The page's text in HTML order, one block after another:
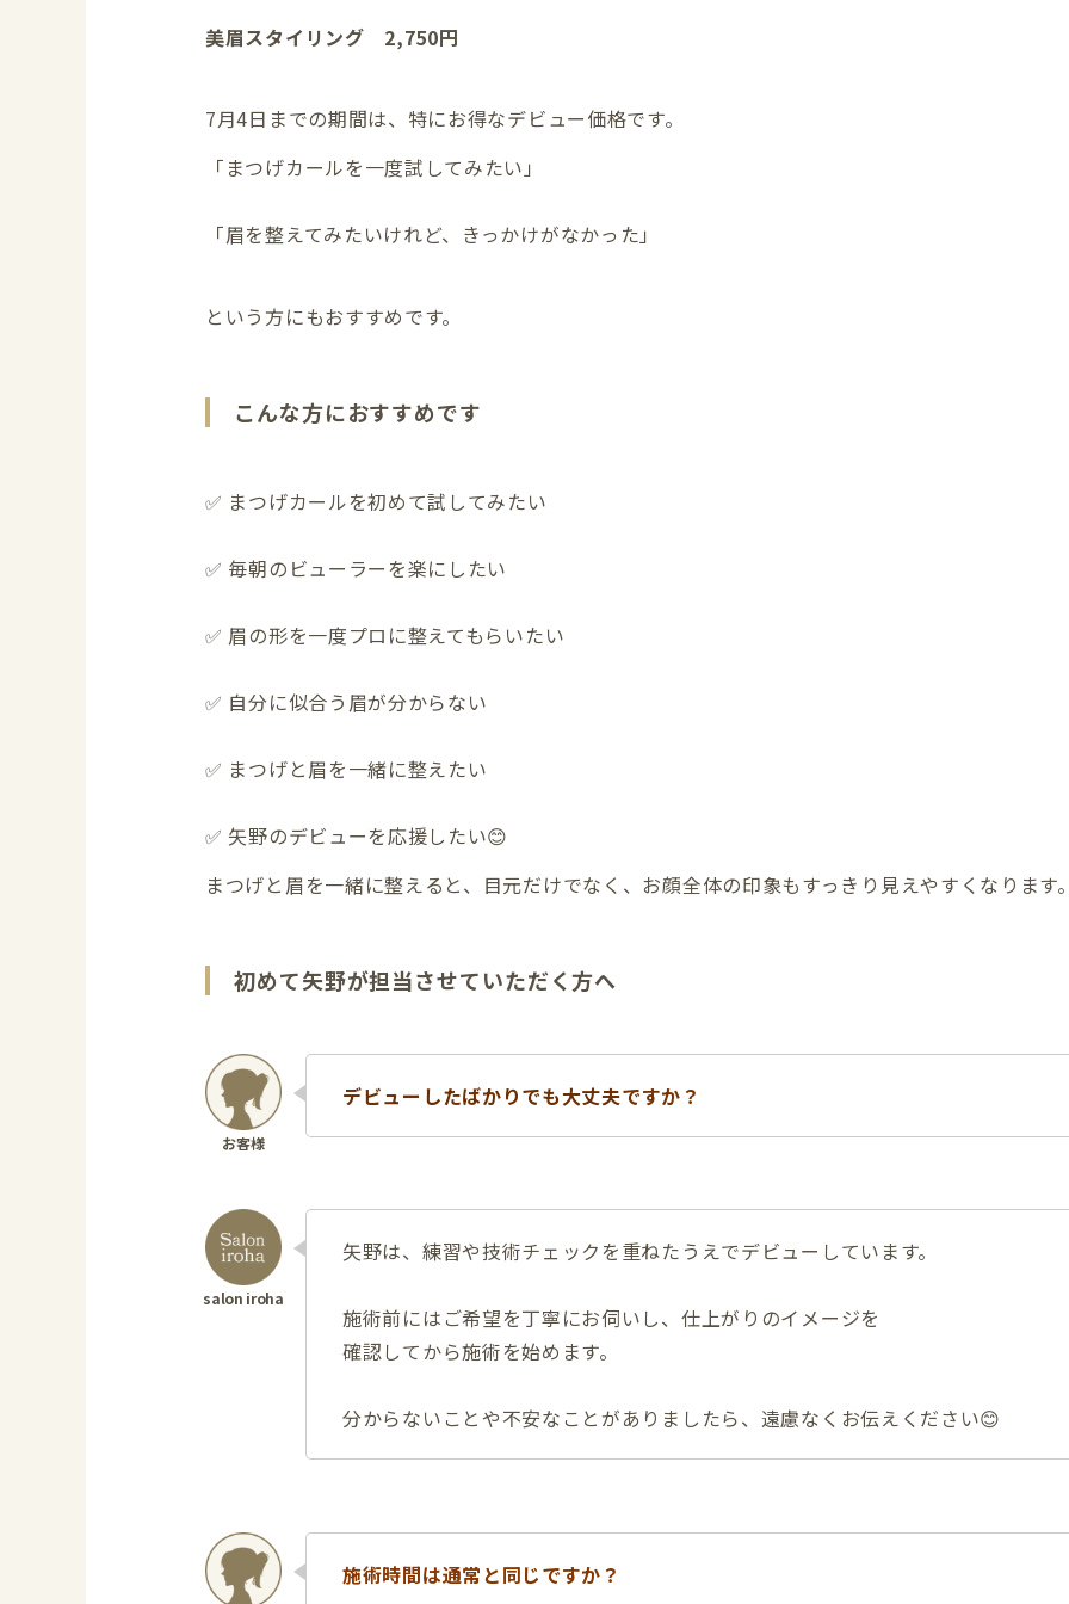
美眉スタイリング 2,750円
7月4日までの期間は、特にお得なデビュー価格です。
「まつげカールを一度試してみたい」
「眉を整えてみたいけれど、きっかけがなかった」
という方にもおすすめです。
こんな方におすすめです
✅ まつげカールを初めて試してみたい
✅ 毎朝のビューラーを楽にしたい
✅ 眉の形を一度プロに整えてもらいたい
✅ 自分に似合う眉が分からない
✅ まつげと眉を一緒に整えたい
✅ 矢野のデビューを応援したい😊
まつげと眉を一緒に整えると、目元だけでなく、お顔全体の印象もすっきり見えやすくなります
初めて矢野が担当させていただく方へ
デビューしたばかりでも大丈夫ですか？
矢野は、練習や技術チェックを重ねたうえでデビューしています。
施術前にはご希望を丁寧にお伺いし、仕上がりのイメージを
確認してから施術を始めます。
分からないことや不安なことがありましたら、遠慮なくお伝えください😊
施術時間は通常と同じですか？